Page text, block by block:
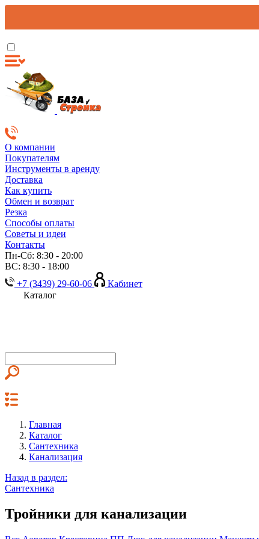
О компании
Покупателям
Инструменты в аренду
Доставка
Как купить
Обмен и возврат
Резка
Способы оплаты
Советы и идеи
Контакты
Пн-Сб: 8:30 - 20:00
ВС: 8:30 - 18:00
+7 (3439) 29-60-06
Кабинет
Каталог
Главная
Каталог
Сантехника
Канализация
Назад в раздел:
Сантехника
Тройники для канализации